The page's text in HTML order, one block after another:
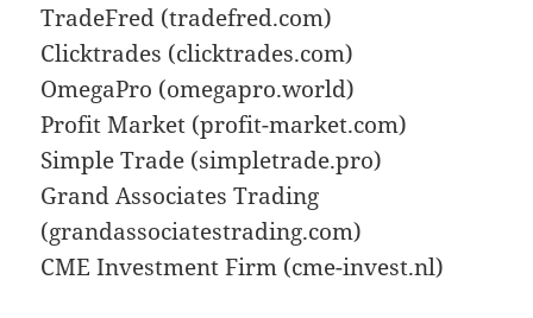
TradeFred (tradefred.com)
Clicktrades (clicktrades.com)
OmegaPro (omegapro.world)
Profit Market (profit-market.com)
Simple Trade (simpletrade.pro)
Grand Associates Trading
(grandassociatestrading.com)
CME Investment Firm (cme-invest.nl)